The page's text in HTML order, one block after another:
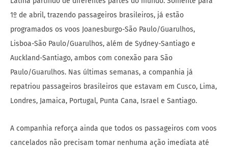
1º de abril, trazendo passageiros brasileiros, já estão
programados os voos Joanesburgo-São Paulo/Guarulhos,
Lisboa-São Paulo/Guarulhos, além de Sydney-Santiago e
Auckland-Santiago, ambos com conexão para São
Paulo/Guarulhos. Nas últimas semanas, a companhia já
repatriou passageiros brasileiros que estavam em Cusco, Lima,
Londres, Jamaica, Portugal, Punta Cana, Israel e Santiago.
A companhia reforça ainda que todos os passageiros com voos
cancelados não precisam tomar nenhuma ação imediata até